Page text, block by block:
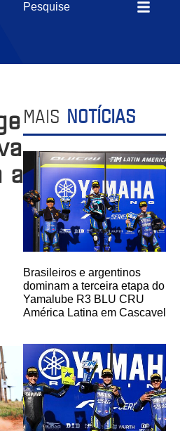
a
MAIS NOTÍCIAS
Brasileiros e argentinos
dominam a terceira etapa do
Yamalube R3 BLU CRU
América Latina em Cascavel